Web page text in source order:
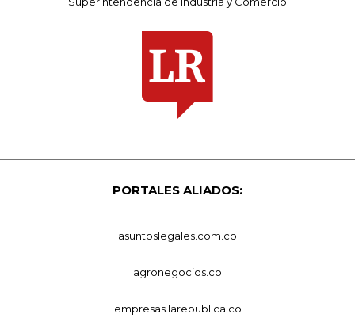
PORTALES ALIADOS:
asuntoslegales.com.co
agronegocios.co
empresas.larepublica.co